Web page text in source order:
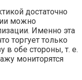
достаточно
можно
Именно эта
торгует только
в обе стороны, т. е.
мониторятся